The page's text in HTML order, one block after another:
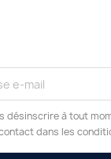
désinscrire à tout
dans les